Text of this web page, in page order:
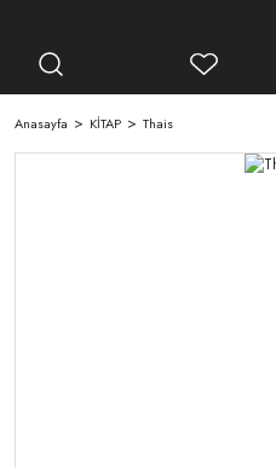
Anasayfa KİTAP Thais